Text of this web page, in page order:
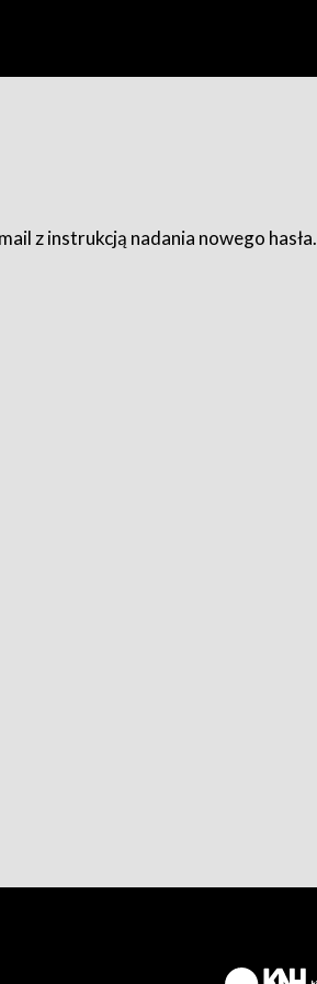
z instrukcją nadania nowego hasła.